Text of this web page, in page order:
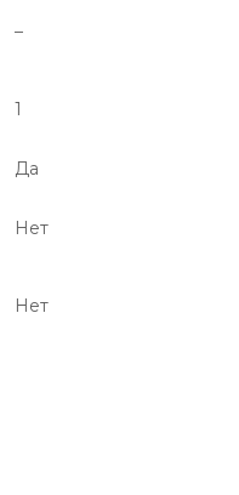
–
1
Да
Нет
Нет